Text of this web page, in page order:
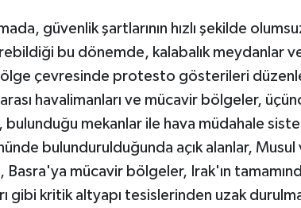
güvenlik şartlarının hızlı şekilde
bu dönemde, kalabalık meydanlar
çevresinde protesto gösterileri
havalimanları ve mücavir bölgeler,
mekanlar ile hava müdahale
bulundurulduğunda açık alanlar,
Basra'ya mücavir bölgeler, Irak'ın
gibi kritik altyapı tesislerinden uzak